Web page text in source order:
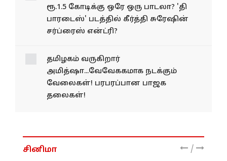
ரூ.1.5 கோடிக்கு ஒரே ஒரு பாடலா? 'தி
பாரடைஸ்' படத்தில் கீர்த்தி சுரேஷின்
சர்ப்ரைஸ் என்ட்ரி?
தமிழகம் வருகிறார்
அமித்ஷா...வேவேககமாக நடக்கும்
வேலைகள்! பரபரப்பான பாஜக
தலைகள்!
சினிமா /